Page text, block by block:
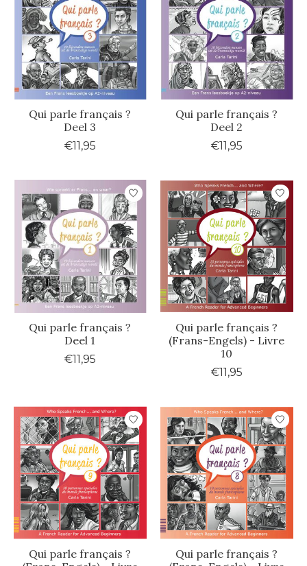
Qui parle français ?
Deel 3
€11,95
Qui parle français ?
Deel 2
€11,95
Qui parle français ?
Deel 1
€11,95
Qui parle français ?
(Frans-Engels) - Livre
10
€11,95
Qui parle français ?
Qui parle français ?